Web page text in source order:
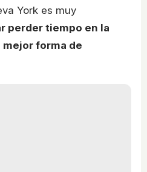
York es muy
perder tiempo en la
forma de